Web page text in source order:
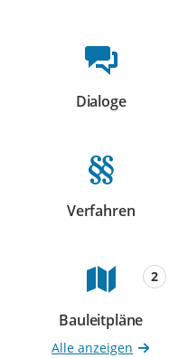
Beteiligungsformate
Dialoge
Verfahren
Bauleitpläne
2
Beteiligungen
Alle anzeigen